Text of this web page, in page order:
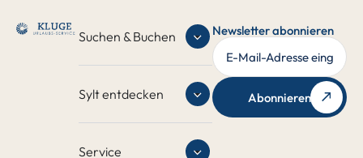
Suchen & Buchen
Sylt entdecken
Service
Newsletter abonnieren
Abonnieren